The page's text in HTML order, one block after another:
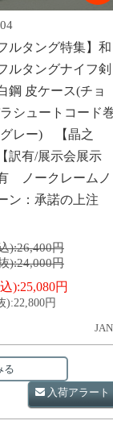
ルタング特集】和
ルタングナイフ剣
鋼 皮ケース(チョ
シュートコード
レー) 【晶之
有/展示会展示
ノークレームノ
ン：承諾の上注
):26,400円
):24,000円
):25,080円
):22,800円
る
入荷アラート